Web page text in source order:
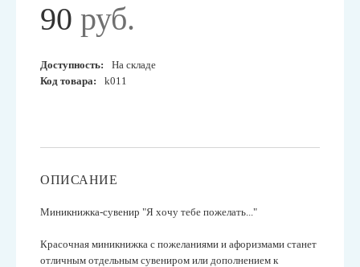
90 руб.
Доступность:
На складе
Код товара:
k011
ОПИСАНИЕ
Миникнижка-сувенир "Я хочу тебе пожелать..."
Красочная миникнижка с пожеланиями и афоризмами станет
отличным отдельным сувениром или дополнением к